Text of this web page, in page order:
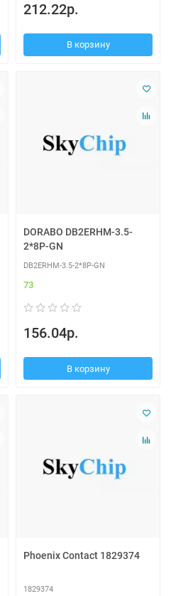
212.22р.
В корзину
DORABO DB2ERHM-3.5-
2*8P-GN
DB2ERHM-3.5-2*8P-GN
73
156.04р.
В корзину
Phoenix Contact 1829374
1829374